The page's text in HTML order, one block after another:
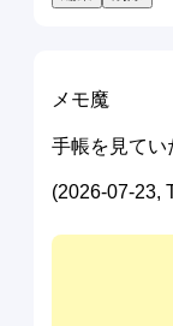
メモ魔
手帳を見てい
(2026-07-23,